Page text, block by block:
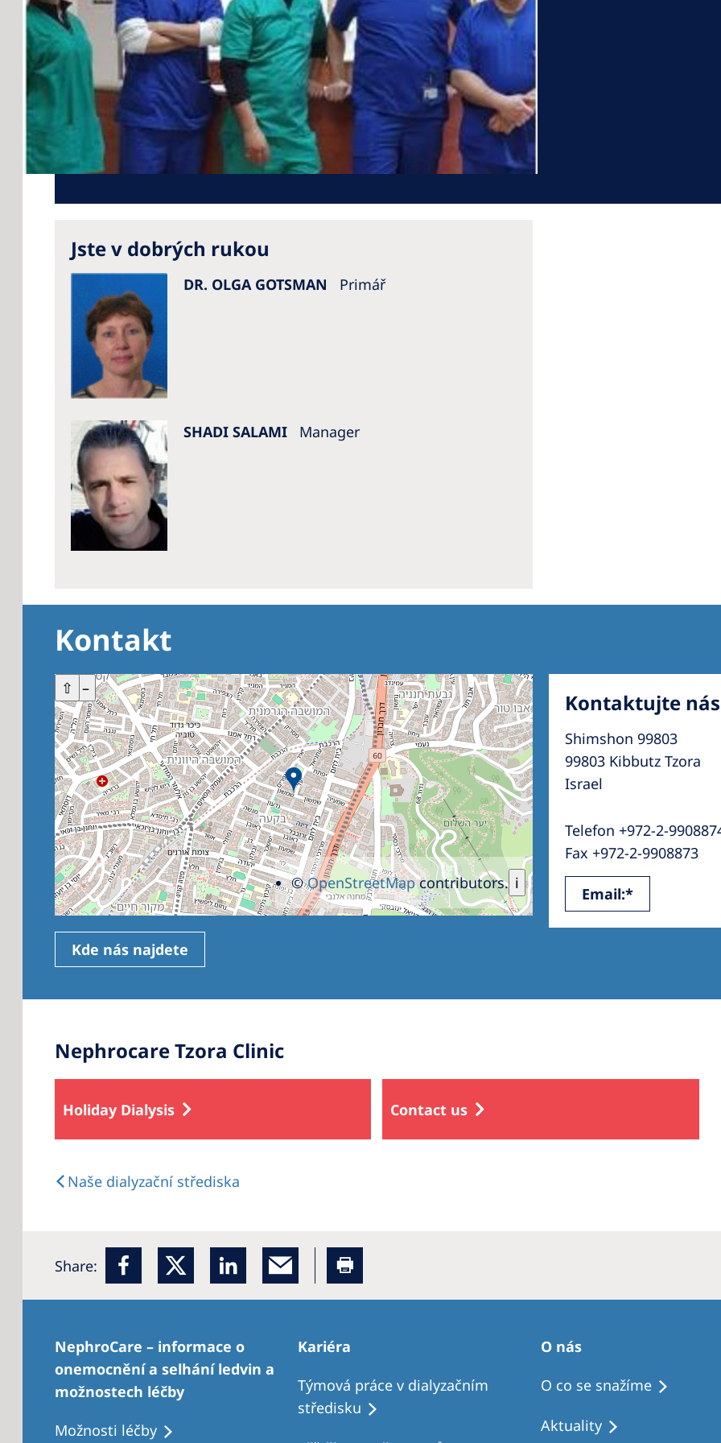
Romania
Russia
Asia Pacific
Asia Pacific
Australia
Philippines
Jste v dobrých rukou
DR. OLGA GOTSMAN Primář
SHADI SALAMI Manager
Kontakt
+ –
⇧
i
©OpenStreetMapcontributors.
Kde nás najdete
Kontaktujte nás
Shimshon 99803
99803 Kibbutz Tzora
Israel
Telefon +972-2-
Fax +972-2-9908873
Email:*
Nephrocare Tzora Clinic
Holiday Dialysis Contact us
Naše dialyzační střediska
Share:
NephroCare – informace o
onemocnění a selhání ledvin a
možnostech léčby
Možnosti léčby
Kariéra
Týmová práce v dialyzačním
středisku
O nás
O co se snažíme
Aktuality